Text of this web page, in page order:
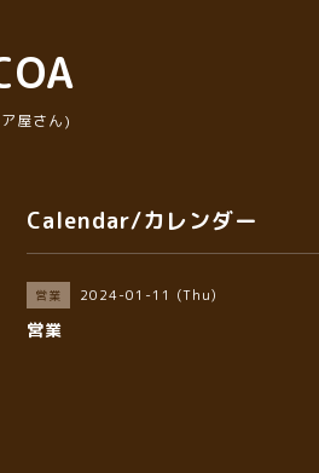
屋さん)
Calendar/カレンダー
営業 2024-01-11 (Thu)
営業